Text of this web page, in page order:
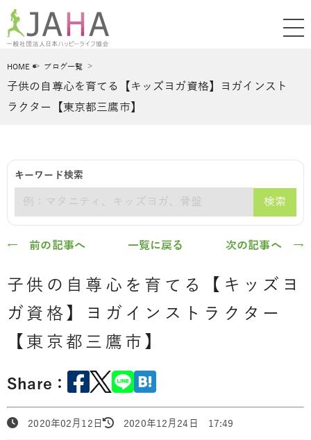
HOME ブログ一覧
子供の自尊心を育てる【キッズヨガ資格】ヨガインスト
ラクター【東京都三鷹市】
キーワード検索
検索
← 前の記事へ 一覧に戻る 次の記事へ →
子供の自尊心を育てる【キッズヨ
ガ資格】ヨガインストラクター
【東京都三鷹市】
Share：
2020年02月12日 2020年12月24日 17:49